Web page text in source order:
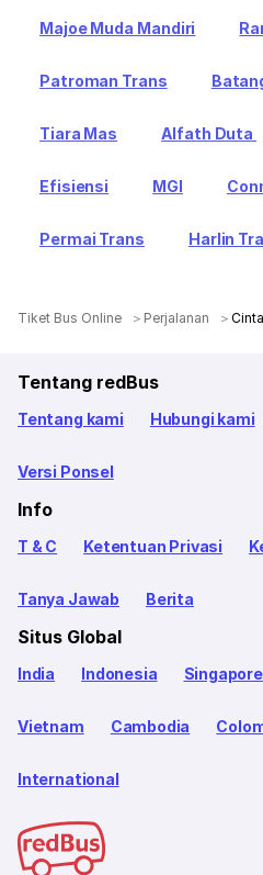
Majoe Muda Mandiri
Patroman Trans
Tiara Mas Alfath Duta
Efisiensi MGI
Permai Trans Harlin
Tiket Bus Online Perjalanan
Tentang redBus
Tentang kami Hubungi kami
Versi Ponsel
Info
T & C Ketentuan Privasi
Tanya Jawab Berita
Situs Global
India Indonesia Singapore
Vietnam Cambodia
International